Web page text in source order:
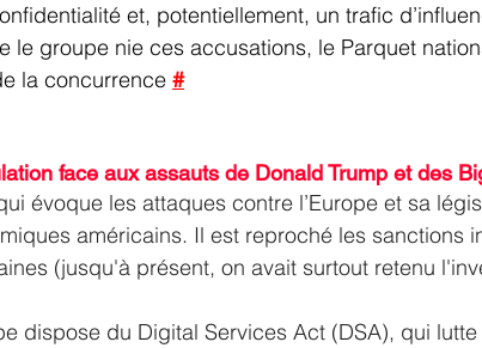
et, potentiellement, un trafic
le groupe nie ces accusations, le Parquet
la concurrence #
face aux assauts de Donald Trump et des
évoque les attaques contre l’Europe et sa
américains. Il est reproché les sanctions
(jusqu'à présent, on avait surtout retenu
dispose du Digital Services Act (DSA), qui